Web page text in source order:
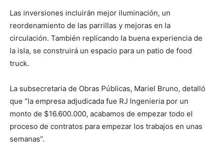
Las inversiones incluirán mejor iluminación, un
reordenamiento de las parrillas y mejoras en la
circulación. También replicando la buena experiencia de
la isla, se construirá un espacio para un patio de food
truck.
La subsecretaria de Obras Públicas, Mariel Bruno, detalló
que “la empresa adjudicada fue RJ Ingenieria por un
monto de $16.600.000, acabamos de empezar todo el
proceso de contratos para empezar los trabajos en unas
semanas”.